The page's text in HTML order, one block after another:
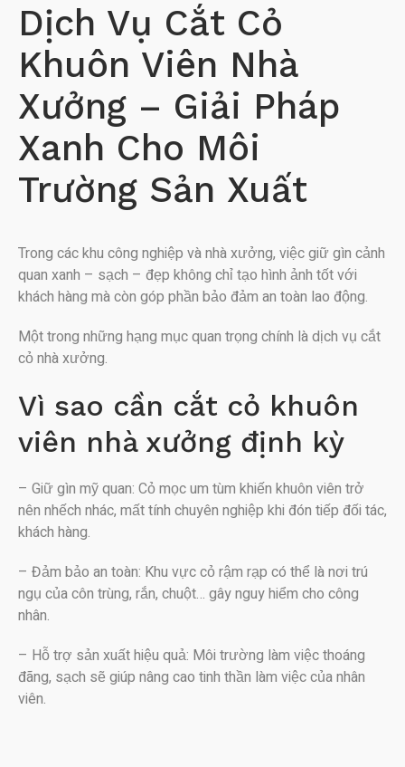
Dịch Vụ Cắt Cỏ
Khuôn Viên Nhà
Xưởng – Giải Pháp
Xanh Cho Môi
Trường Sản Xuất
Trong các khu công nghiệp và nhà xưởng, việc giữ gìn cảnh
quan xanh – sạch – đẹp không chỉ tạo hình ảnh tốt với
khách hàng mà còn góp phần bảo đảm an toàn lao động.
Một trong những hạng mục quan trọng chính là dịch vụ cắt
cỏ nhà xưởng.
Vì sao cần cắt cỏ khuôn
viên nhà xưởng định kỳ
– Giữ gìn mỹ quan: Cỏ mọc um tùm khiến khuôn viên trở
nên nhếch nhác, mất tính chuyên nghiệp khi đón tiếp đối tác,
khách hàng.
– Đảm bảo an toàn: Khu vực cỏ rậm rạp có thể là nơi trú
ngụ của côn trùng, rắn, chuột… gây nguy hiểm cho công
nhân.
– Hỗ trợ sản xuất hiệu quả: Môi trường làm việc thoáng
đãng, sạch sẽ giúp nâng cao tinh thần làm việc của nhân
viên.